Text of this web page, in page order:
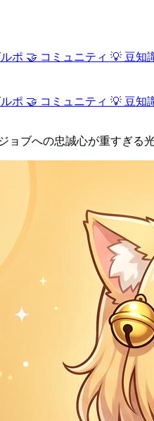
ポ 🤝 コミュニティ 💡 豆知
ポ 🤝 コミュニティ 💡 豆知
ョブへの忠誠心が重すぎる